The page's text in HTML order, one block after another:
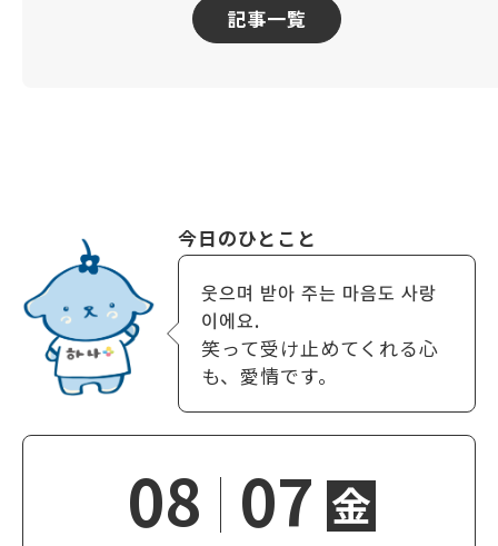
記事一覧
今日のひとこと
웃으며 받아 주는 마음도 사랑
이에요.
笑って受け止めてくれる心
も、愛情です。
08 07 金